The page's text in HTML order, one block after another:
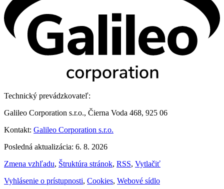
Technický prevádzkovateľ:
Galileo Corporation s.r.o., Čierna Voda 468, 925 06
Kontakt: Galileo Corporation s.r.o.
Posledná aktualizácia: 6. 8. 2026
Zmena vzhľadu, Štruktúra stránok, RSS, Vytlačiť
Vyhlásenie o prístupnosti, Cookies, Webové sídlo